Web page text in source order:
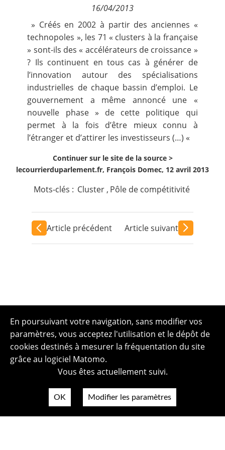
Nous suivre
16/04/2013
» Créés en 2002 à partir des anciennes «
technopoles », les 71 « clusters à la française
» sont-ils des « accélérateurs de croissance »
? Ils continuent en tous cas à générer de
l’innovation autour des spécialisations
industrielles de chaque bassin d’emploi. Le
gouvernement a même annoncé une «
nouvelle phase » de cette politique qui
permet à la fois d’être mieux connu à
l’étranger et d’attirer les investisseurs (…) «
Continuer sur le site de la source >
lecourrierduparlement.fr, François Domec, 12 avril 2013
Mots-clés : Cluster , Pôle de compétitivité
Article précédent Article suivant
En poursuivant votre navigation, sans modifier vos
paramètres, vous acceptez l'utilisation et le dépôt de
cookies destinés à mesurer la fréquentation du site
grâce au logiciel Matomo.
Vous êtes actuellement suivi.
OK Modifier les paramètres